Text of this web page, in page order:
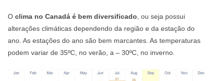
O clima no Canadá é bem diversificado , ou seja possui
alterações climáticas dependendo da região e da estação do
ano. As estações do ano são bem marcantes. As temperaturas
podem variar de 35ºC, no verão, a – 30ºC, no inverno.